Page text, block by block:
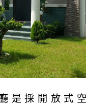
是採開放式